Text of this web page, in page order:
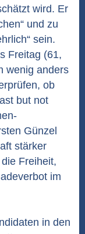
wird. Er
und zu
sein.
Freitag (61,
wenig anders
ob
but not
Günzel
stärker
Freiheit,
im
in den